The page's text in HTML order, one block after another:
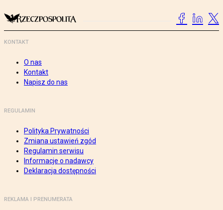
KONTAKT
O nas
Kontakt
Napisz do nas
REGULAMIN
Polityka Prywatności
Zmiana ustawień zgód
Regulamin serwisu
Informacje o nadawcy
Deklaracja dostępności
REKLAMA I PRENUMERATA